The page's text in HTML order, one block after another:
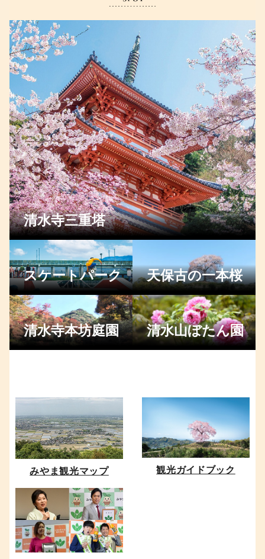
清水寺三重塔
スケートパーク 天保古の一本桜
清水寺本坊庭園 清水山ぼたん園
みやま観光マップ 観光ガイドブック